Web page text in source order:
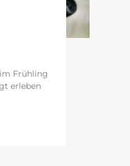
Frühling
erleben